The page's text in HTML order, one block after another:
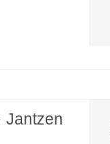
Jantzen